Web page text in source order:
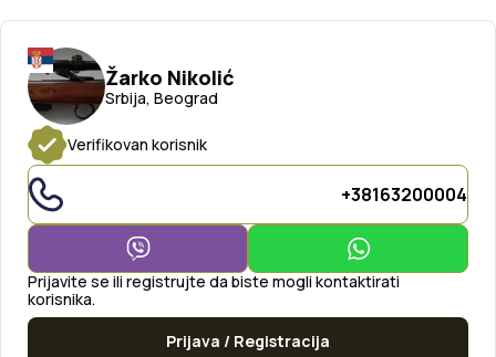
Žarko Nikolić
Srbija, Beograd
Verifikovan korisnik
+38163200004
Prijavite se ili registrujte da biste mogli kontaktirati
korisnika.
Prijava / Registracija